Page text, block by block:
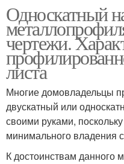
Односкатный
чертежи.
листа
Многие домовладельцы
двускатный или
своими руками,
минимального владения
К достоинствам данного